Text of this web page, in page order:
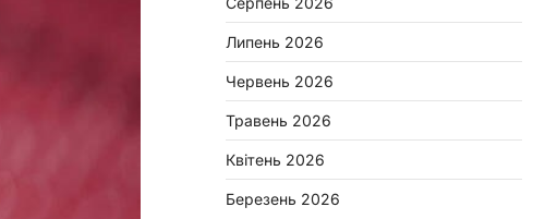
Липень 2026
Червень 2026
Травень 2026
Квітень 2026
Березень 2026